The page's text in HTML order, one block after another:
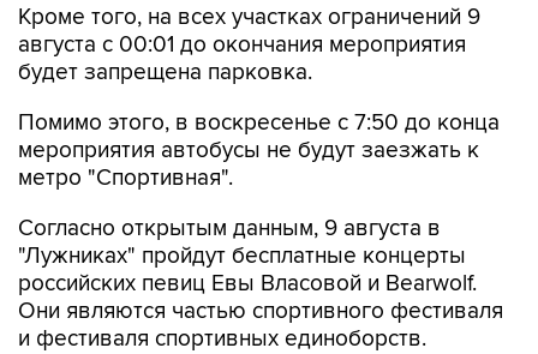
Кроме того, на всех участках ограничений 9
августа с 00:01 до окончания мероприятия
будет запрещена парковка.
Помимо этого, в воскресенье с 7:50 до конца
мероприятия автобусы не будут заезжать к
метро "Спортивная".
Согласно открытым данным, 9 августа в
"Лужниках" пройдут бесплатные концерты
российских певиц Евы Власовой и Bearwolf.
Они являются частью спортивного фестиваля
и фестиваля спортивных единоборств.